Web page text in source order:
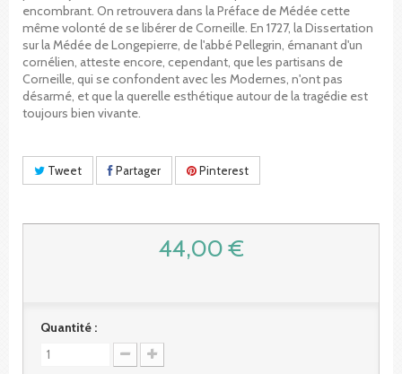
encombrant. On retrouvera dans la Préface de Médée cette
même volonté de se libérer de Corneille. En 1727, la Dissertation
sur la Médée de Longepierre, de l'abbé Pellegrin, émanant d'un
cornélien, atteste encore, cependant, que les partisans de
Corneille, qui se confondent avec les Modernes, n'ont pas
désarmé, et que la querelle esthétique autour de la tragédie est
toujours bien vivante.
Tweet Partager Pinterest
44,00 €
Quantité :